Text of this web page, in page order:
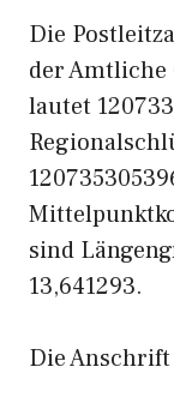
Die
der Amtliche
lautet
sind
13,641293.
Die